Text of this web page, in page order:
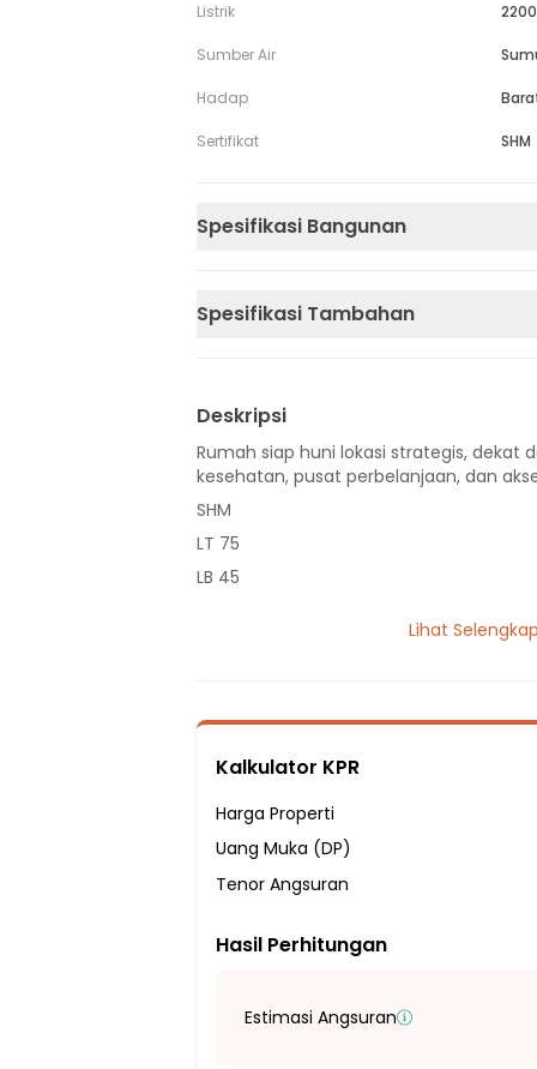
Listrik
Sumber Air
Hadap
Sertifikat SHM
Spesifikasi Bangunan
Spesifikasi Tambahan
Deskripsi
Rumah siap huni lokasi strategis, dekat
kesehatan, pusat perbelanjaan, dan
SHM
LT 75
LB 45
Hadap Barat
Fasilitas Sekitar Hunian:
2 Menit ke SMA Negeri 12 Depok
2 Menit ke Sekolah Dasar Negeri
4 Menit ke Sekolah Dasar Islam Terpadu
15 Menit ke SMA Negeri 16 Depok
Lihat
Kalkulator KPR
Harga Properti
Uang Muka (DP)
Tenor Angsuran
Hasil Perhitungan
Estimasi Angsuran